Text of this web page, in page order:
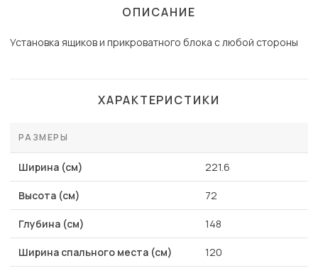
ОПИСАНИЕ
Установка ящиков и прикроватного блока с любой стороны
ХАРАКТЕРИСТИКИ
РАЗМЕРЫ
Ширина (см) 221.6
Высота (см) 72
Глубина (см) 148
Ширина спального места (см) 120